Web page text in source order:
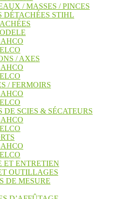
/ MASSES / PINCES
DÉTACHÉES STIHL
/ AXES
/ FERMOIRS
DE SCIES & SÉCATEURS
ET ENTRETIEN
OUTILLAGES
DE MESURE